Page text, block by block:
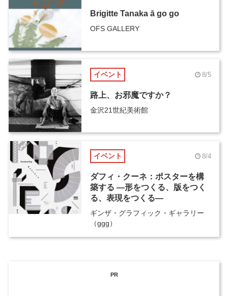
Brigitte Tanaka ā go go
OFS GALLERY
イベント 8/5
路上、お邪魔ですか？
金沢21世紀美術館
イベント 8/4
ダフィ・クーネ：ポスターを構
築する ―形をつくる、版をつく
る、表現をつくる―
ギンザ・グラフィック・ギャラリー
（ggg）
PR